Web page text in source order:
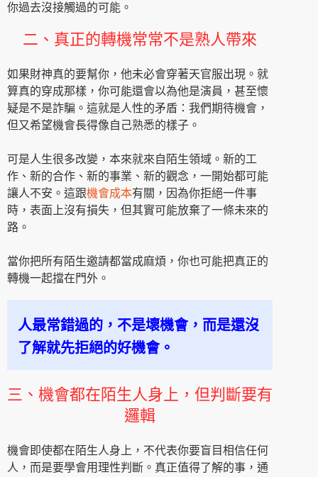
你過去沒接觸過的可能。
二、真正的轉機常常不是熟人帶來
如果財神真的要幫你，他未必會穿著天官服出現。就
算真的穿成那樣，你可能還會以為他是演員，甚至懷
疑是不是詐騙。這就是人性的矛盾：我們期待機會，
但又希望機會長得像自己熟悉的樣子。
可是人生很多改變，本來就來自陌生領域。新的工
作、新的合作、新的事業、新的觀念，一開始都可能
讓人不安。這跟機會成本有關，因為你拒絕一件事
時，表面上沒有損失，但其實可能放棄了一條未來的
路。
當你把所有陌生邀請都當成麻煩，你也可能把真正的
轉機一起擋在門外。
人最常錯過的，不是壞機會，而是還沒
了解就先拒絕的好機會。
三、機會都在陌生人身上，但判斷要有
邏輯
機會即使都在陌生人身上，不代表你要盲目相信任何
人，而是要學會用理性判斷。真正值得了解的事，通